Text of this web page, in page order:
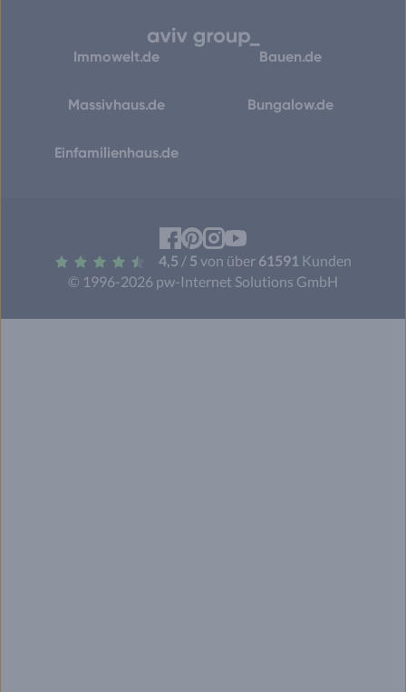
Immowelt.de Bauen.de
Massivhaus.de Bungalow.de
Einfamilienhaus.de
© 1996-2026 pw-Internet Solutions GmbH
4,5 / 5 von über 61591 Kunden
Facebook
Pinterest
Instagram